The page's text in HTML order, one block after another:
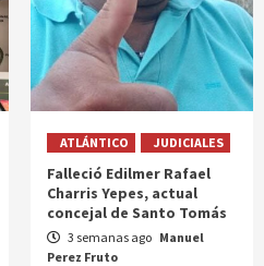
ATLÁNTICO JUDICIALES
Falleció Edilmer Rafael
Charris Yepes, actual
concejal de Santo Tomás
3 semanas ago Manuel
Perez Fruto